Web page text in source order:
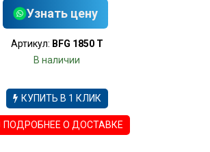
Узнать цену
Артикул: BFG 1850 T
В наличии
КУПИТЬ В 1 КЛИК
ПОДРОБНЕЕ О ДОСТАВКЕ